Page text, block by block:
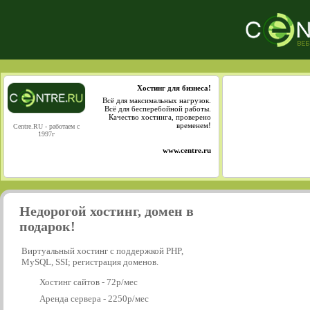
Centre.RU - работаем с
1997г
Хостинг для бизнеса!
Всё для максимальных нагрузок.
Всё для бесперебойной работы.
Качество хостинга, проверено
временем!
www.centre.ru
Недорогой хостинг, домен в
подарок!
Виртуальный хостинг с поддержкой PHP,
MySQL, SSI; регистрация доменов.
Хостинг сайтов - 72р/мес
Аренда сервера - 2250р/мес